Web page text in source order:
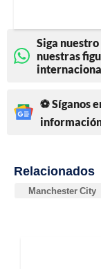
Siga
nuestras
⚽ Síganos
Relacionados
Manchester City